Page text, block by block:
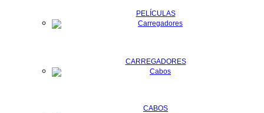
PELÍCULAS
CARREGADORES
CABOS